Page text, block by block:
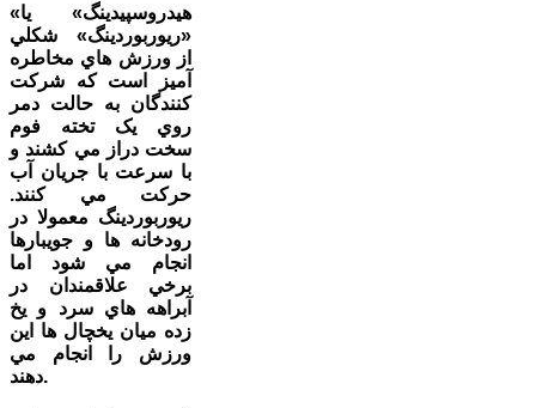
«هيدروسپيدينگ» يا
«ريوربوردينگ» شکلي
از ورزش هاي مخاطره
آميز است که شرکت
کنندگان به حالت دمر
روي يک تخته فوم
سخت دراز مي کشند و
با سرعت با جريان آب
حرکت مي کنند.
ريوربوردينگ معمولا در
رودخانه ها و جويبارها
انجام مي شود اما
برخي علاقمندان در
آبراهه هاي سرد و يخ
زده ميان يخچال ها اين
ورزش را انجام مي
دهند.